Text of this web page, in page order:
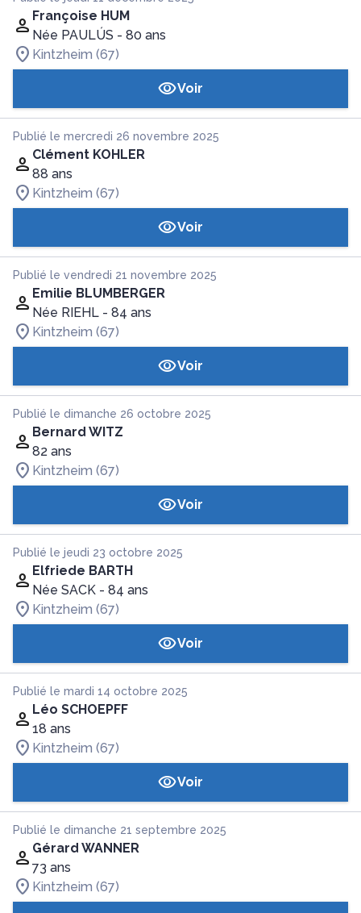
Françoise HUM
Née PAULÚS - 80 ans
Kintzheim (67)
Voir
Publié le mercredi 26 novembre 2025
Clément KOHLER
88 ans
Kintzheim (67)
Voir
Publié le vendredi 21 novembre 2025
Emilie BLUMBERGER
Née RIEHL - 84 ans
Kintzheim (67)
Voir
Publié le dimanche 26 octobre 2025
Bernard WITZ
82 ans
Kintzheim (67)
Voir
Publié le jeudi 23 octobre 2025
Elfriede BARTH
Née SACK - 84 ans
Kintzheim (67)
Voir
Publié le mardi 14 octobre 2025
Léo SCHOEPFF
18 ans
Kintzheim (67)
Voir
Publié le dimanche 21 septembre 2025
Gérard WANNER
73 ans
Kintzheim (67)